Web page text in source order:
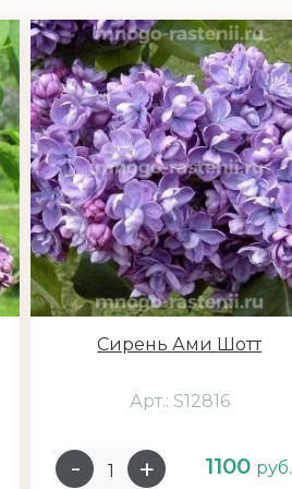
Сирень Ами Шотт
Арт.: S12816
1100 руб.